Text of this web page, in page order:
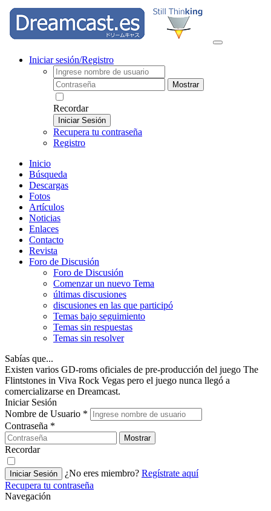
Iniciar sesión/Registro
Mostrar
Recordar
Iniciar Sesión
Recupera tu contraseña
Registro
Inicio
Búsqueda
Descargas
Fotos
Artículos
Noticias
Enlaces
Contacto
Revista
Foro de Discusión
Foro de Discusión
Comenzar un nuevo Tema
últimas discusiones
discusiones en las que participó
Temas bajo seguimiento
Temas sin respuestas
Temas sin resolver
Sabías que...
Existen varios GD-roms oficiales de pre-producción del juego The
Flintstones in Viva Rock Vegas pero el juego nunca llegó a
comercializarse en Dreamcast.
Iniciar Sesión
Nombre de Usuario *
Contraseña *
Mostrar
Recordar
Iniciar Sesión ¿No eres miembro? Regístrate aquí
Recupera tu contraseña
Navegación